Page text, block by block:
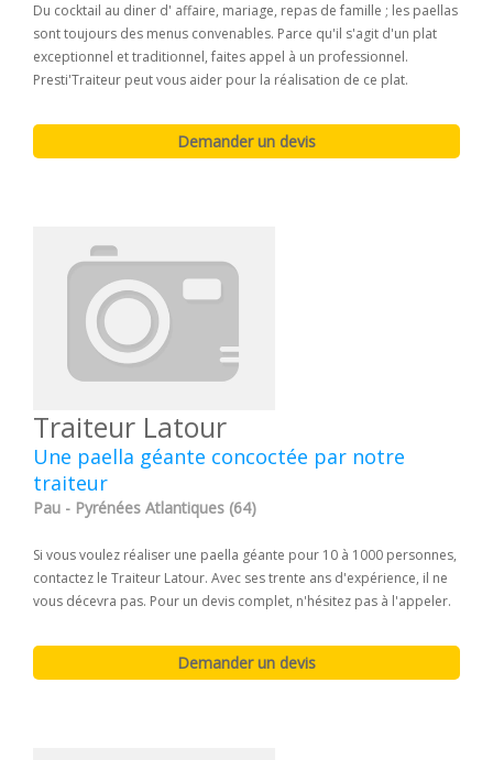
Du cocktail au diner d' affaire, mariage, repas de famille ; les paellas
sont toujours des menus convenables. Parce qu'il s'agit d'un plat
exceptionnel et traditionnel, faites appel à un professionnel.
Presti'Traiteur peut vous aider pour la réalisation de ce plat.
Traiteur Latour
Une paella géante concoctée par notre
traiteur
Pau - Pyrénées Atlantiques (64)
Si vous voulez réaliser une paella géante pour 10 à 1000 personnes,
contactez le Traiteur Latour. Avec ses trente ans d'expérience, il ne
vous décevra pas. Pour un devis complet, n'hésitez pas à l'appeler.